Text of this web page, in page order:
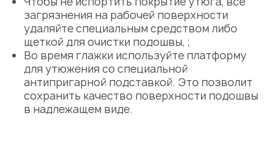
загрязнения на рабочей поверхности
удаляйте специальным средством либо
щеткой для очистки подошвы, ;
Во время глажки используйте платформу
для утюжения со специальной
антипригарной подставкой. Это позволит
сохранить качество поверхности подошвы
в надлежащем виде.